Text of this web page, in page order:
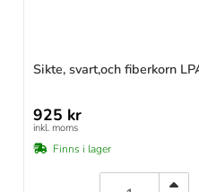
Sikte, svart,och fiberkorn
925 kr
inkl. moms
Finns i lager